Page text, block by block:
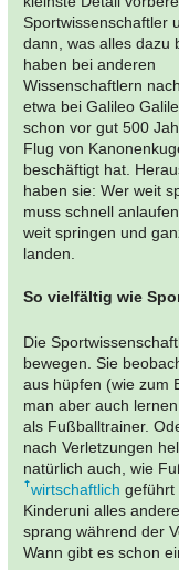
Sportwissenschaftler
dann, was alles dazu
haben bei anderen
Wissenschaftlern
etwa bei Galileo
schon vor gut 500
Flug von
beschäftigt hat.
haben sie: Wer weit
muss schnell
weit springen und
landen.
So vielfältig wie
Die
bewegen. Sie
aus hüpfen (wie zum
man aber auch
als Fußballtrainer.
nach Verletzungen
natürlich auch, wie
wirtschaftlich geführt
Kinderuni alles
sprang während der
Wann gibt es schon